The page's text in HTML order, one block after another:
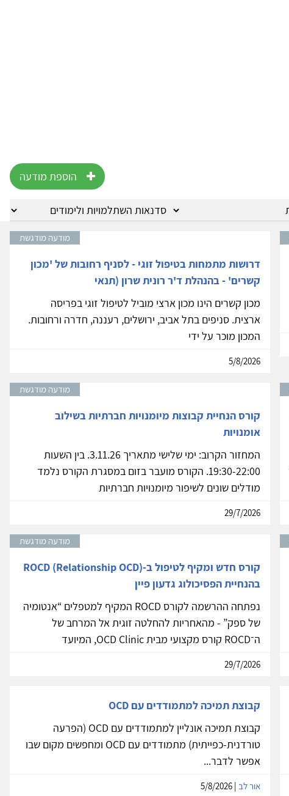
הוספת מודעה
מודעה מודגשת
דרושות מתמחות בטיפול זוגי - לסניף רחובות של 'מכון
קשרים' - בהנהלת ד'ר רונית שרון (תנאי
מכון קשרים הינו מכון ארצי מוביל לטיפול זוגי בפריסה
ארצית. סניפים בתל אביב, ירושלים, רעננה, חדרה ורחובות.
המכון מוכר על ידי
5/8/2026
מודעה מודגשת
קורס הנחיית קבוצות מיומנויות חברתיות בשילוב
אומנויות
המחזור הקרוב: ימי שלישי מתאריך 3.11.26. בין השעות
19:30-22:00. הקורס מועבר בזום במסגרת הקורס נלמד
מודלים שונים לשיפור מיומנויות חברתיות
29/7/2026
מודעה מודגשת
קורס חדש ומקיף לטיפול ב-ROCD (Relationship OCD)
בהנחיית הפסיכולוג גדעון פיין
נפתחה ההרשמה לקורס ROCD המקיף למטפלים “אנטומיה
של ספק” - מהאחריות להחלטה זוגית אל המרחב של
ה־ROCD קורס מקצועי מבית OCD Clinic, המיועד
29/7/2026
קבוצת תמיכה למתמודדים עם OCD
קבוצת תמיכה אונליין למתמודדים עם OCD (הפרעה
טורדנית-כפייתית) מתמודדים עם OCD ומחפשים מקום שבו
אפשר לדבר...
אור לב | 5/8/2026